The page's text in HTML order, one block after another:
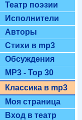
Театр поэзии
Исполнители
Авторы
Стихи в mp3
Обсуждения
MP3 - Top 30
Классика в mp3
Моя страница
Вход в театр